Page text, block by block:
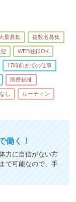
量募集 複数名募集
WEB登録OK
17時前までの仕事
医療福祉
し ルーティン
働く！
力に自信がない方
で可能なので、手